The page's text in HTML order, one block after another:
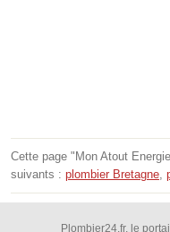
Cette page "Mon Atout
suivants : plombier Bretagne,
Plombier24.fr, le